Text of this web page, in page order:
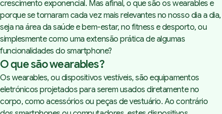
crescimento exponencial. Mas afinal, o que são os wearables e
porque se tornaram cada vez mais relevantes no nosso dia a dia,
seja na área da saúde e bem-estar, no fitness e desporto, ou
simplesmente como uma extensão prática de algumas
funcionalidades do smartphone?
O que são wearables?
Os wearables, ou dispositivos vestíveis, são equipamentos
eletrónicos projetados para serem usados diretamente no
corpo, como acessórios ou peças de vestuário. Ao contrário